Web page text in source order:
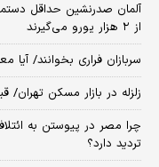
آلمان صدرنشین حداقل
از ۲ هزار یورو می‌گیرند
سربازان فراری بخوانند/ آیا
زلزله در بازار مسکن تهران/ قیمت‌ها ۲ برابر شد،
چرا مصر در پیوستن به
تردید دارد؟